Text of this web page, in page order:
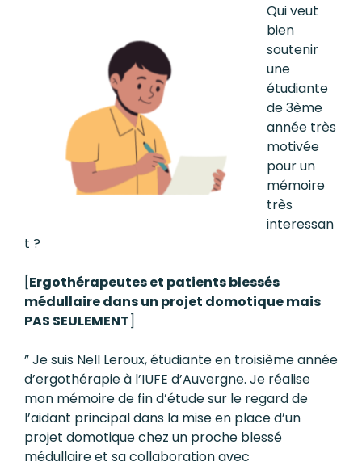
Qui veut
bien
soutenir
une
étudiante
de 3ème
année très
motivée
pour un
mémoire
très
interessan
t ?
[Ergothérapeutes et patients blessés
médullaire dans un projet domotique mais
PAS SEULEMENT]
”Je suis Nell Leroux, étudiante en troisième année
d’ergothérapie à l’IUFE d’Auvergne. Je réalise
mon mémoire de fin d’étude sur le regard de
l’aidant principal dans la mise en place d’un
projet domotique chez un proche blessé
médullaire et sa collaboration avec